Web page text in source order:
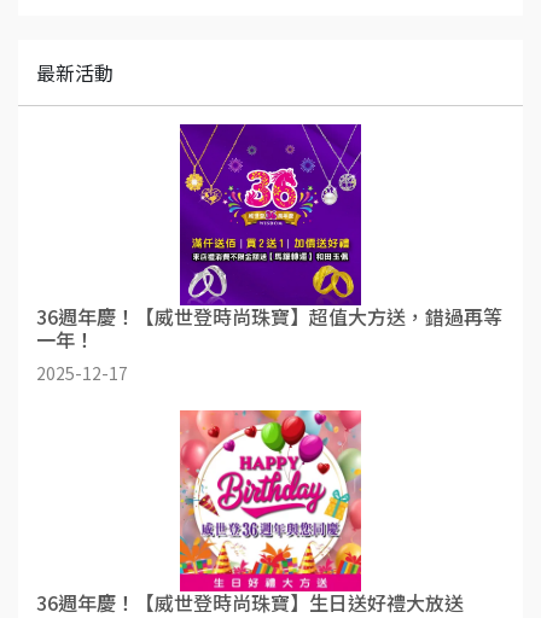
最新活動
36週年慶！【威世登時尚珠寶】超值大方送，錯過再等
一年！
2025-12-17
36週年慶！【威世登時尚珠寶】生日送好禮大放送